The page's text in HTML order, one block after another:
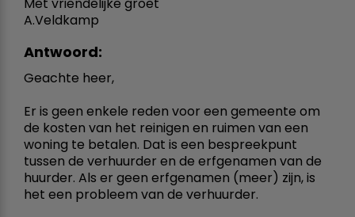
A.Veldkamp
Antwoord:
Geachte heer,
Er is geen enkele reden voor een gemeente om
de kosten van het reinigen en ruimen van een
woning te betalen. Dat is een bespreekpunt
tussen de verhuurder en de erfgenamen van de
huurder. Als er geen erfgenamen (meer) zijn, is
het een probleem van de verhuurder.